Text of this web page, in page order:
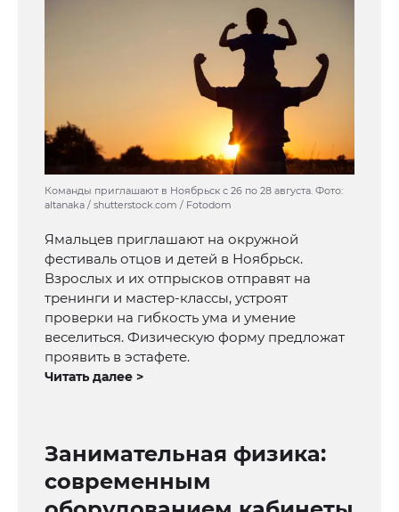
Команды приглашают в Ноябрьск с 26 по 28 августа. Фото:
altanaka / shutterstock.com / Fotodom
Ямальцев приглашают на окружной
фестиваль отцов и детей в Ноябрьск.
Взрослых и их отпрысков отправят на
тренинги и мастер-классы, устроят
проверки на гибкость ума и умение
веселиться. Физическую форму предложат
проявить в эстафете.
Читать далее >
Занимательная физика:
современным